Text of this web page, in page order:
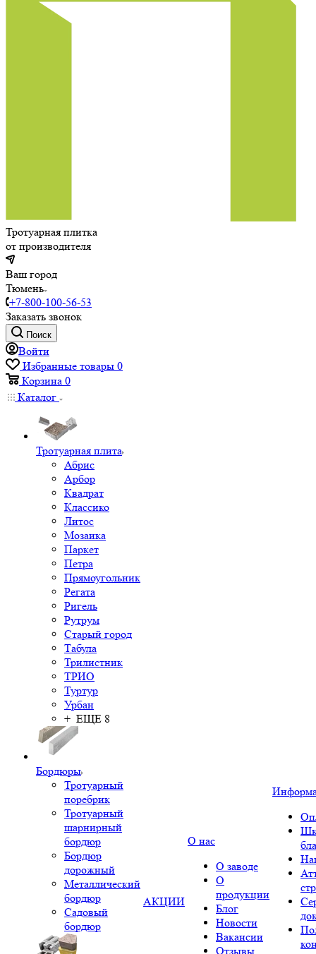
Тротуарная плитка
от производителя
Ваш город
Тюмень
+7-800-100-56-53
Заказать звонок
Поиск
Войти
Избранные товары 0
Корзина 0
Каталог
Тротуарная плита
Абрис
Арбор
Квадрат
Классико
Литос
Мозаика
Паркет
Петра
Прямоугольник
Регата
Ригель
Рутрум
Старый город
Табула
Трилистник
ТРИО
Туртур
Урбан
+ ЕЩЕ 8
Бордюры
Тротуарный
поребрик
Тротуарный
шарнирный
бордюр
Бордюр
дорожный
Металлический
бордюр
Садовый
бордюр
АКЦИИ
О нас
О заводе
О
продукции
Блог
Новости
Вакансии
Отзывы